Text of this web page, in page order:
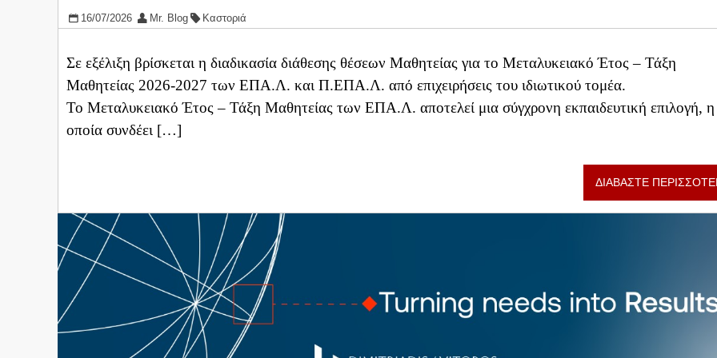
16/07/2026 Mr. Blog Καστοριά
Σε εξέλιξη βρίσκεται η διαδικασία διάθεσης θέσεων Μαθητείας για το Μεταλυκειακό Έτος – Τάξη
Μαθητείας 2026-2027 των ΕΠΑ.Λ. και Π.ΕΠΑ.Λ. από επιχειρήσεις του ιδιωτικού τομέα.
Το Μεταλυκειακό Έτος – Τάξη Μαθητείας των ΕΠΑ.Λ. αποτελεί μια σύγχρονη εκπαιδευτική επιλογή, η
οποία συνδέει […]
ΔΙΑΒΑΣΤΕ